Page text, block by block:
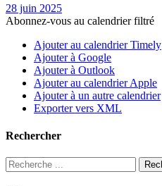
28 juin 2025
Abonnez-vous au calendrier filtré
Ajouter au calendrier Timely
Ajouter à Google
Ajouter à Outlook
Ajouter au calendrier Apple
Ajouter à un autre calendrier
Exporter vers XML
Rechercher
Rechercher :